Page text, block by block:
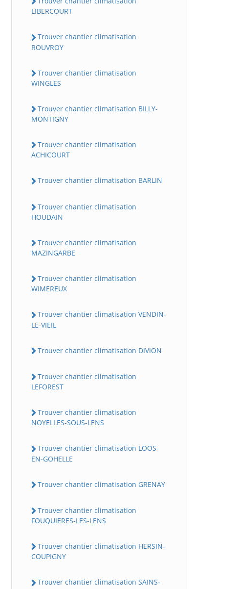
LIBERCOURT
Trouver chantier climatisation
ROUVROY
Trouver chantier climatisation
WINGLES
Trouver chantier climatisation BILLY-
MONTIGNY
Trouver chantier climatisation
ACHICOURT
Trouver chantier climatisation BARLIN
Trouver chantier climatisation
HOUDAIN
Trouver chantier climatisation
MAZINGARBE
Trouver chantier climatisation
WIMEREUX
Trouver chantier climatisation VENDIN-
LE-VIEIL
Trouver chantier climatisation DIVION
Trouver chantier climatisation
LEFOREST
Trouver chantier climatisation
NOYELLES-SOUS-LENS
Trouver chantier climatisation LOOS-
EN-GOHELLE
Trouver chantier climatisation GRENAY
Trouver chantier climatisation
FOUQUIERES-LES-LENS
Trouver chantier climatisation HERSIN-
COUPIGNY
Trouver chantier climatisation SAINS-